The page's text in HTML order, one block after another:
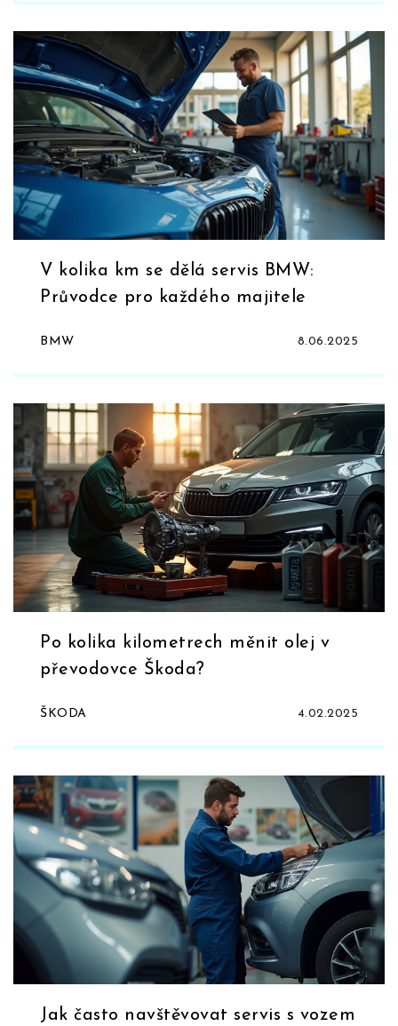
V kolika km se dělá servis BMW:
Průvodce pro každého majitele
BMW 8.06.2025
Po kolika kilometrech měnit olej v
převodovce Škoda?
ŠKODA 4.02.2025
Jak často navštěvovat servis s vozem